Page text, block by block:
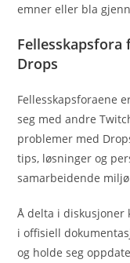
emner eller bla
Drops
Fellesskapsforaene
seg med andre
problemer med
tips, løsninger og
samarbeidende
Å delta i diskusjoner
i offisiell
og holde seg